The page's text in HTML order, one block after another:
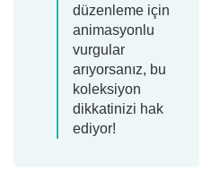
düzenleme için
animasyonlu
vurgular
arıyorsanız, bu
koleksiyon
dikkatinizi hak
ediyor!